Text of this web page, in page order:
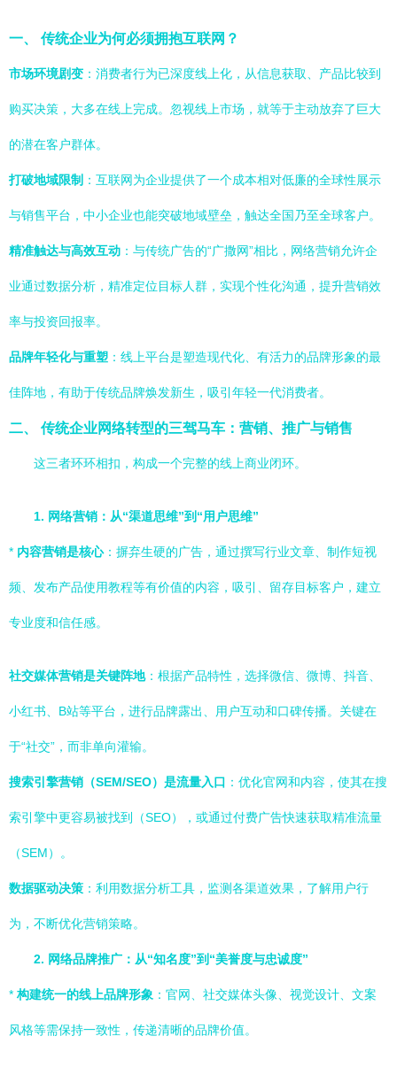
一、 传统企业为何必须拥抱互联网？
市场环境剧变 ：消费者行为已深度线上化，从信息获取、产品比较到
购买决策，大多在线上完成。忽视线上市场，就等于主动放弃了巨大
的潜在客户群体。
打破地域限制 ：互联网为企业提供了一个成本相对低廉的全球性展示
与销售平台，中小企业也能突破地域壁垒，触达全国乃至全球客户。
精准触达与高效互动 ：与传统广告的“广撒网”相比，网络营销允许企
业通过数据分析，精准定位目标人群，实现个性化沟通，提升营销效
率与投资回报率。
品牌年轻化与重塑 ：线上平台是塑造现代化、有活力的品牌形象的最
佳阵地，有助于传统品牌焕发新生，吸引年轻一代消费者。
二、 传统企业网络转型的三驾马车：营销、推广与销售
这三者环环相扣，构成一个完整的线上商业闭环。
1. 网络营销：从“渠道思维”到“用户思维”
* 内容营销是核心：摒弃生硬的广告，通过撰写行业文章、制作短视
频、发布产品使用教程等有价值的内容，吸引、留存目标客户，建立
专业度和信任感。
社交媒体营销是关键阵地：根据产品特性，选择微信、微博、抖音、
小红书、B站等平台，进行品牌露出、用户互动和口碑传播。关键在
于“社交”，而非单向灌输。
搜索引擎营销（SEM/SEO）是流量入口 ：优化官网和内容，使其在搜
索引擎中更容易被找到（SEO），或通过付费广告快速获取精准流量
（SEM）。
数据驱动决策 ：利用数据分析工具，监测各渠道效果，了解用户行
为，不断优化营销策略。
2. 网络品牌推广：从“知名度”到“美誉度与忠诚度”
* 构建统一的线上品牌形象 ：官网、社交媒体头像、视觉设计、文案
风格等需保持一致性，传递清晰的品牌价值。